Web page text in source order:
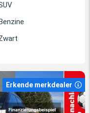
Benzine
Erkende merkdealer